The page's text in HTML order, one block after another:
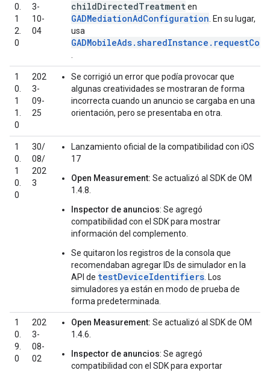
0.
1
2.
0
3-
10-
04
childDirectedTreatmenten
GADMediationAdConfiguration . En su lugar,
usa
1
0.
1
1.
0
202
3-
09-
25
Se corrigió un error que podía provocar que
algunas creatividades se mostraran de forma
incorrecta cuando un anuncio se cargaba en una
orientación, pero se presentaba en otra.
1
0.
1
0.
0
30/
08/
202
3
Lanzamiento oficial de la compatibilidad con iOS
17
Open Measurement: Se actualizó al SDK de OM
1.4.8.
Inspector de anuncios: Se agregó
compatibilidad con el SDK para mostrar
información del complemento.
Se quitaron los registros de la consola que
recomendaban agregar IDs de simulador en la
API de testDeviceIdentifiers . Los
simuladores ya están en modo de prueba de
forma predeterminada.
1
0.
9.
0
202
3-
08-
02
Open Measurement: Se actualizó al SDK de OM
1.4.6.
Inspector de anuncios: Se agregó
compatibilidad con el SDK para exportar